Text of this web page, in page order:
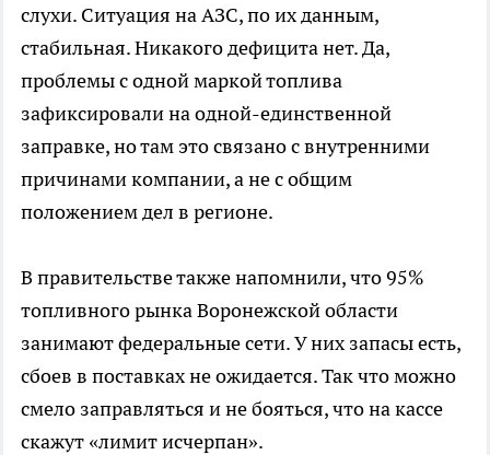
слухи. Ситуация на АЗС, по их данным,
стабильная. Никакого дефицита нет. Да,
проблемы с одной маркой топлива
зафиксировали на одной-единственной
заправке, но там это связано с внутренними
причинами компании, а не с общим
положением дел в регионе.
В правительстве также напомнили, что 95%
топливного рынка Воронежской области
занимают федеральные сети. У них запасы есть,
сбоев в поставках не ожидается. Так что можно
смело заправляться и не бояться, что на кассе
скажут «лимит исчерпан».